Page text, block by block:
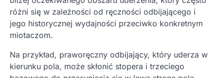
różni się w zależności od ręczności odbijającego i
jego historycznej wydajności przeciwko konkretnym
miotaczom.
Na przykład, praworęczny odbijający, który uderza w
kierunku pola, może skłonić stopera i trzeciego